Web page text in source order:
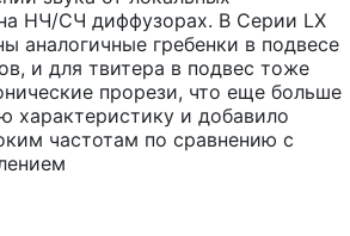
НЧ/СЧ диффузорах. В Серии LX
аналогичные гребенки в подвесе
и для твитера в подвес тоже
прорези, что еще больше
характеристику и добавило
частотам по сравнению с